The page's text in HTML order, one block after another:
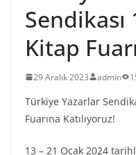
Kitap
29 Aralık 2023 admin
Türkiye Yazarlar
Fuarına Katılıyoruz!
13 – 21 Ocak 2024